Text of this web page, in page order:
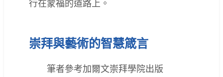
行在蒙福的道路上。‬‬‬‬‬‬‬‬‬‬‬‬‬‬‬‬‬‬‬‬‬‬‬‬‬‬‬‬‬‬‬‬
崇拜與藝術的智慧箴言
筆者參考加爾文崇拜學院出版